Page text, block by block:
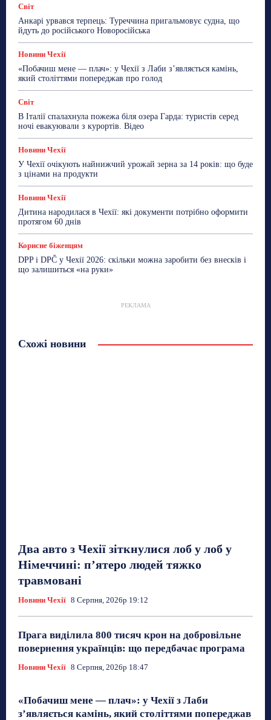
Світ
Анкарі урвався терпець: Туреччина пригальмовує судна, що
йдуть до російського Новоросійська
Новини Чехії
«Побачиш мене — плач»: у Чехії з Лаби з’являється камінь,
який століттями попереджав про голод
Світ
В Італії спалахнула пожежа біля озера Гарда: туристів серед
ночі евакуювали з курортів. Відео
Новини Чехії
У Чехії очікують найнижчий урожай зерна за 14 років: що буде
з цінами на продукти
Новини Чехії
Дитина народилася в Чехії: які документи потрібно оформити
протягом 60 днів
Корисне біженцям
DPP і DPČ у Чехії 2026: скільки можна заробити без внесків і
що залишиться «на руки»
РЕКЛАМА
Схожі новини
Два авто з Чехії зіткнулися лоб у лоб у
Німеччині: п’ятеро людей тяжко
травмовані
Новини Чехії 8 Серпня, 2026р 19:12
Прага виділила 800 тисяч крон на добровільне
повернення українців: що передбачає програма
Новини Чехії 8 Серпня, 2026р 18:47
«Побачиш мене — плач»: у Чехії з Лаби
з’являється камінь, який століттями попереджав